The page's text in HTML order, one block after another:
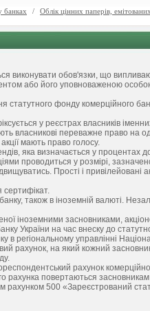
банках / Облік цінних паперів,
виконувати обов'язки, що
або його уповноваженою
фонду комерційного
у реєстрах власників
власникові переважне право на
мають право голосу.
яка визначається у процентах до
проводиться у розмірі,
Прості і привілейовані
сертифікат.
також в іноземній валюті.
іноземними засновниками,
України на час внеску до
регіональному управлінні
рахунок, на який кожний
рахунок
рахунка повертаються
500 «Зареєстрований